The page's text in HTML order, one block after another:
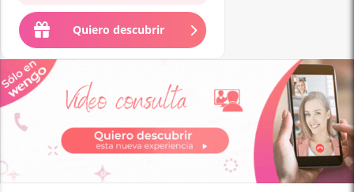
Quiero descubrir